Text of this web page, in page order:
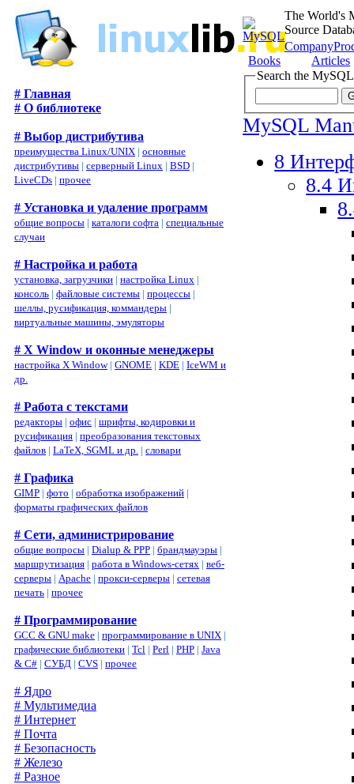
# Главная
# О библиотеке
# Выбор дистрибутива
преимущества Linux/UNIX | основные
дистрибутивы | серверный Linux | BSD |
LiveCDs | прочее
# Установка и удаление программ
общие вопросы | каталоги софта | специальные
случаи
# Настройка и работа
установка, загрузчики | настройка Linux |
консоль | файловые системы | процессы |
шеллы, русификация, коммандеры |
виртуальные машины, эмуляторы
# X Window и оконные менеджеры
настройка X Window| GNOME | KDE | IceWM и
др.
# Работа с текстами
редакторы | офис | шрифты, кодировки и
русификация | преобразования текстовых
файлов | LaTeX, SGML и др. | словари
# Графика
GIMP | фото | обработка изображений |
форматы графических файлов
# Сети, администрирование
общие вопросы | Dialup & PPP | брандмауэры |
маршрутизация | работа в Windows-сетях | веб-
серверы | Apache | прокси-серверы | сетевая
печать | прочее
# Программирование
GCC & GNU make | программирование в UNIX |
графические библиотеки | Tcl | Perl | PHP | Java
& C# | СУБД | CVS | прочее
# Ядро
# Мультимедиа
# Интернет
# Почта
# Безопасность
# Железо
# Разное
The World's
Source
Company
Books
Articles
Search the
MySQL
8
8.4